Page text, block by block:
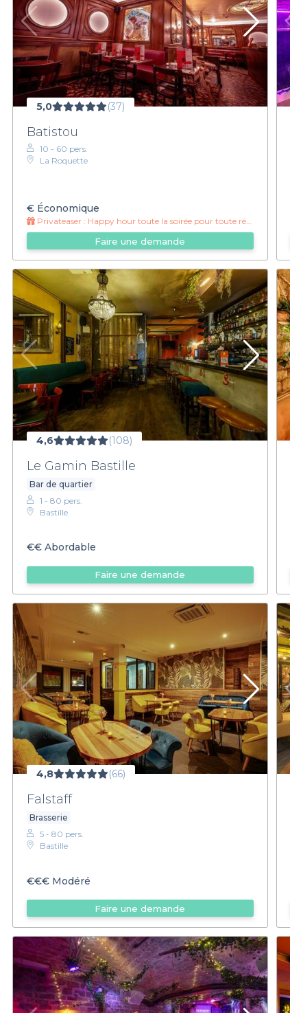
5,0 (37)
Batistou
10 - 60 pers.
La Roquette
€ Économique
Privateaser : Happy hour toute la soirée pour toute réservation Privateaser
Faire une demande
4,6 (108)
Le Gamin Bastille
Bar de quartier
1 - 80 pers.
Bastille
€€ Abordable
Faire une demande
4,8 (66)
Falstaff
Brasserie
5 - 80 pers.
Bastille
€€€ Modéré
Faire une demande